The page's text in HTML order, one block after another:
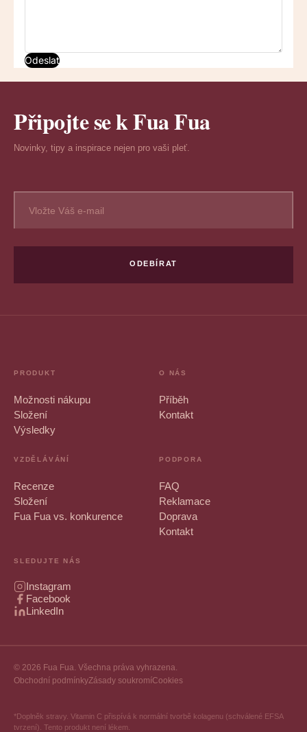
Odeslat
Připojte se k Fua Fua
Novinky, tipy a inspirace nejen pro vaši pleť.
ODEBÍRAT
PRODUKT
Možnosti nákupu
Složení
Výsledky
O NÁS
Příběh
Kontakt
VZDĚLÁVÁNÍ
Recenze
Složení
Fua Fua vs. konkurence
PODPORA
FAQ
Reklamace
Doprava
Kontakt
SLEDUJTE NÁS
Instagram
Facebook
LinkedIn
© 2026 Fua Fua. Všechna práva vyhrazena.
Obchodní podmínkyZásady soukromíCookies
*Doplněk stravy. Vitamin C přispívá k normální tvorbě kolagenu (schválené EFSA
tvrzení). Tento produkt není lékem.